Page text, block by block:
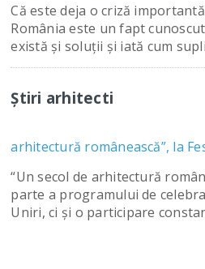
Că este deja o criză
România este un fapt
există și soluții și iată cum
Știri arhitecti
arhitectură românească”, la
“Un secol de arhitectură
parte a programului de
Uniri, ci şi o participare